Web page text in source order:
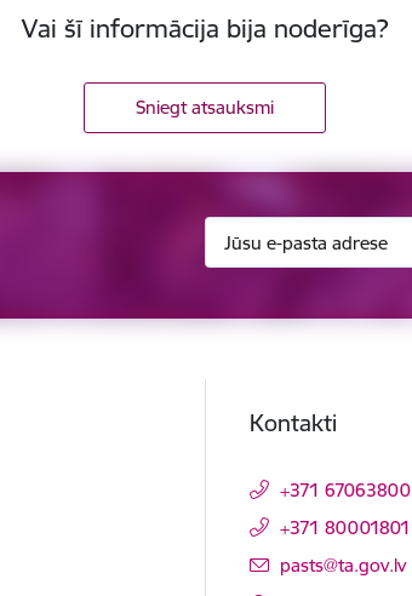
Vai šī informācija bija noderīga?
Sniegt atsauksmi
Kontakti
+371 67063800
+371 80001801
E-pasts:
pasts@ta.gov.lv